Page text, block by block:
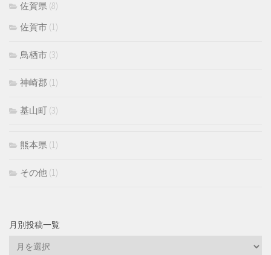
佐賀県 (8)
佐賀市 (1)
鳥栖市 (3)
神崎郡 (1)
基山町 (3)
熊本県 (1)
その他 (1)
月別投稿一覧